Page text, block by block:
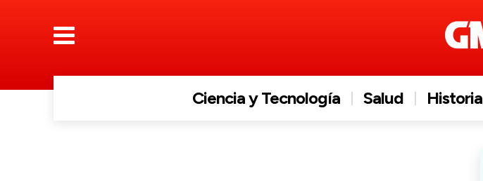
Ciencia y Tecnología Salud Historia